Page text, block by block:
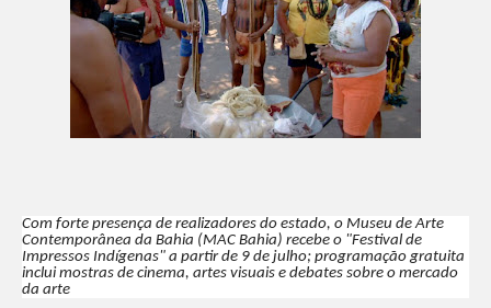
Com forte presença de realizadores do estado, o Museu de Arte
Contemporânea da Bahia (MAC Bahia) recebe o "Festival de
Impressos Indígenas" a partir de 9 de julho; programação gratuita
inclui mostras de cinema, artes visuais e debates sobre o mercado
da arte